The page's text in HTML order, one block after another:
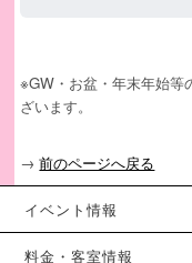
※GW・お盆・年末年始等
ざいます。
→ 前のページへ戻る
イベント情報
料金・客室情報